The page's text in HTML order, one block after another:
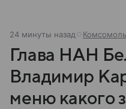
24 минуты назад
Глава НАН
Владимир
меню какого